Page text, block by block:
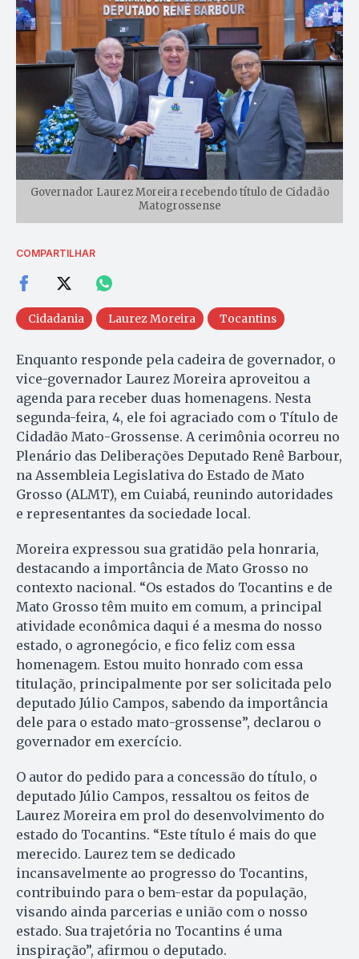
Governador Laurez Moreira recebendo título de Cidadão
Matogrossense
COMPARTILHAR
Cidadania Laurez Moreira Tocantins
Enquanto responde pela cadeira de governador, o
vice-governador Laurez Moreira aproveitou a
agenda para receber duas homenagens. Nesta
segunda-feira, 4, ele foi agraciado com o Título de
Cidadão Mato-Grossense. A cerimônia ocorreu no
Plenário das Deliberações Deputado Renê Barbour,
na Assembleia Legislativa do Estado de Mato
Grosso (ALMT), em Cuiabá, reunindo autoridades
e representantes da sociedade local.
Moreira expressou sua gratidão pela honraria,
destacando a importância de Mato Grosso no
contexto nacional. “Os estados do Tocantins e de
Mato Grosso têm muito em comum, a principal
atividade econômica daqui é a mesma do nosso
estado, o agronegócio, e fico feliz com essa
homenagem. Estou muito honrado com essa
titulação, principalmente por ser solicitada pelo
deputado Júlio Campos, sabendo da importância
dele para o estado mato-grossense”, declarou o
governador em exercício.
O autor do pedido para a concessão do título, o
deputado Júlio Campos, ressaltou os feitos de
Laurez Moreira em prol do desenvolvimento do
estado do Tocantins. “Este título é mais do que
merecido. Laurez tem se dedicado
incansavelmente ao progresso do Tocantins,
contribuindo para o bem-estar da população,
visando ainda parcerias e união com o nosso
estado. Sua trajetória no Tocantins é uma
inspiração”, afirmou o deputado.